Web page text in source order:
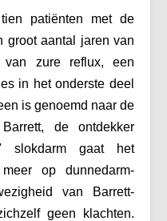
patiënten met de
groot aantal jaren van
van zure reflux, een
in het onderste deel
is genoemd naar de
de ontdekker
slokdarm gaat het
op dunnedarm-
van Barrett-
geen klachten.